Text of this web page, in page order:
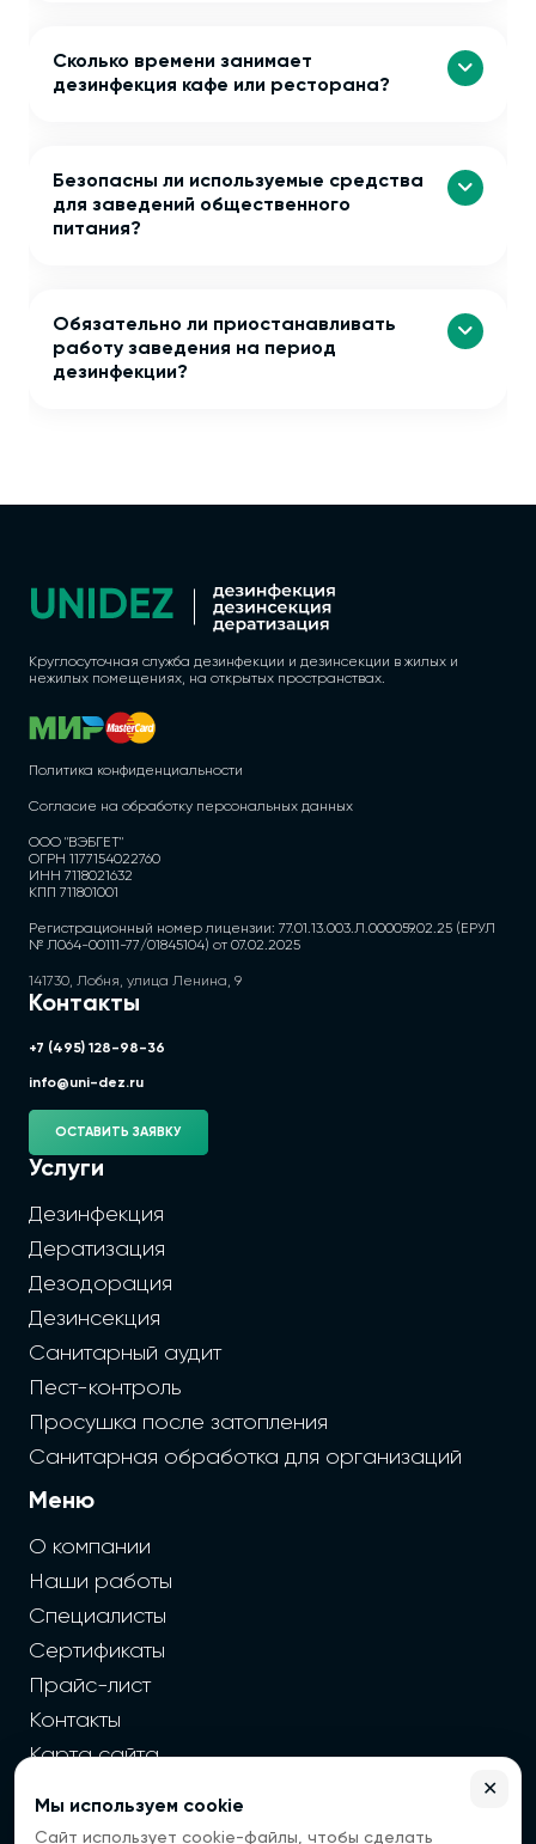
Сколько времени занимает
дезинфекция кафе или ресторана?
Безопасны ли используемые средства
для заведений общественного
питания?
Обязательно ли приостанавливать
работу заведения на период
дезинфекции?
Круглосуточная служба дезинфекции и дезинсекции в жилых и
нежилых помещениях, на открытых пространствах.
Политика конфиденциальности
Согласие на обработку персональных данных
ООО "ВЭБГЕТ"
ОГРН 1177154022760
ИНН 7118021632
КПП 711801001
Регистрационный номер лицензии: 77.01.13.003.Л.000059.02.25 (ЕРУЛ
№ Л064-00111-77/01845104) от 07.02.2025
141730, Лобня, улица Ленина, 9
Контакты
+7 (495) 128-98-36
info@uni-dez.ru
ОСТАВИТЬ ЗАЯВКУ
Услуги
Дезинфекция
Дератизация
Дезодорация
Дезинсекция
Санитарный аудит
Пест-контроль
Просушка после затопления
Санитарная обработка для организаций
Меню
О компании
Наши работы
Специалисты
Сертификаты
Прайс-лист
Контакты
Карта сайта
2026 г. Cайт санэпидемстанции — Все права защищены
Мы используем cookie
Сайт использует cookie-файлы, чтобы сделать
✕